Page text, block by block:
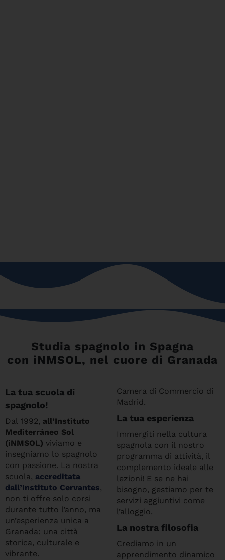
Studia spagnolo in Spagna
con iNMSOL, nel cuore di Granada
La tua scuola di
spagnolo!
Dal 1992, all’Instituto
Mediterráneo Sol
(iNMSOL) viviamo e
insegniamo lo spagnolo
con passione. La nostra
scuola, accreditata
dall’Instituto Cervantes,
non ti offre solo corsi
durante tutto l’anno, ma
un’esperienza unica a
Granada: una città
storica, culturale e
vibrante.
Camera di Commercio di
Madrid.
La tua esperienza
Immergiti nella cultura
spagnola con il nostro
programma di attività, il
complemento ideale alle
lezioni! E se ne hai
bisogno, gestiamo per te
servizi aggiuntivi come
l’alloggio.
La nostra filosofia
Crediamo in un
apprendimento dinamico